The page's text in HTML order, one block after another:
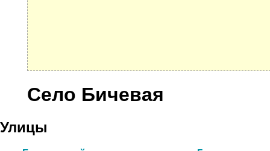
Село Бичевая
Улицы